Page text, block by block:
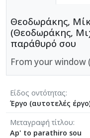
Θεοδωράκης,
(Θεοδωράκης,
παράθυρό σου
From your window
Είδος οντότητας
Έργο (αυτοτελές
Μεταγραφή τίτλου
Ap' to parathiro sou